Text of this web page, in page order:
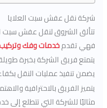
شركة نقل عفش سبت العلايا
تتألق الشروق لنقل عفش سبت
فهي تقدمخدمات وفك وتركيب
يتمتع فريق الشركة بخبرة
يضمن تنفيذ عمليات النقل
يتميز الفريق بالاحترافية
مثاليًا للشركة التي تتطلع إلى